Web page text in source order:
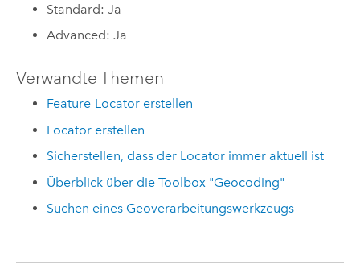
Standard: Ja
Advanced: Ja
Verwandte Themen
Feature-Locator erstellen
Locator erstellen
Sicherstellen, dass der Locator immer aktuell ist
Überblick über die Toolbox "Geocoding"
Suchen eines Geoverarbeitungswerkzeugs